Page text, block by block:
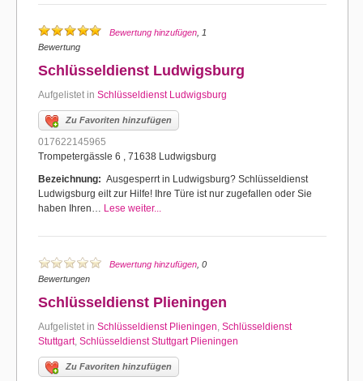
Bewertung hinzufügen , 1
Bewertung
Schlüsseldienst Ludwigsburg
Aufgelistet in Schlüsseldienst Ludwigsburg
Zu Favoriten hinzufügen
017622145965
Trompetergässle 6 , 71638 Ludwigsburg
Bezeichnung: Ausgesperrt in Ludwigsburg? Schlüsseldienst
Ludwigsburg eilt zur Hilfe! Ihre Türe ist nur zugefallen oder Sie
haben Ihren… Lese weiter...
Bewertung hinzufügen , 0
Bewertungen
Schlüsseldienst Plieningen
Aufgelistet in Schlüsseldienst Plieningen, Schlüsseldienst
Stuttgart, Schlüsseldienst Stuttgart Plieningen
Zu Favoriten hinzufügen